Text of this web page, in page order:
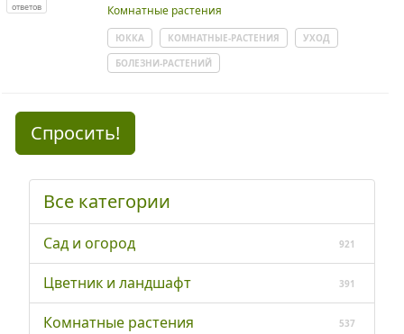
ответов
Комнатные растения
ЮККА КОМНАТНЫЕ-РАСТЕНИЯ
УХОД
БОЛЕЗНИ-РАСТЕНИЙ
Спросить!
Все категории
Сад и огород 921
Цветник и ландшафт 391
Комнатные растения 537